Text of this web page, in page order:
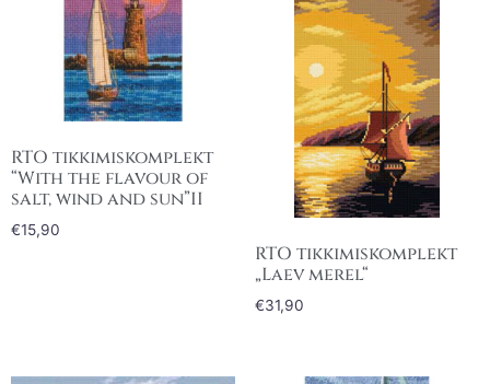
RTO tikkimiskomplekt
“With the flavour of
salt, wind and sun”II
€15,90
RTO tikkimiskomplekt
„Laev merel“
€31,90